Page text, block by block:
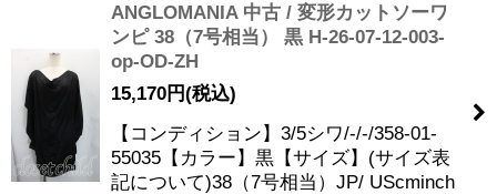
ANGLOMANIA 中古 / 変形カットソーワ
ンピ 38（7号相当） 黒 H-26-07-12-003-
op-OD-ZH
15,170円(税込)
【コンディション】3/5シワ/-/-/358-01-
55035【カラー】黒【サイズ】(サイズ表
記について)38（7号相当）JP/ UScminch